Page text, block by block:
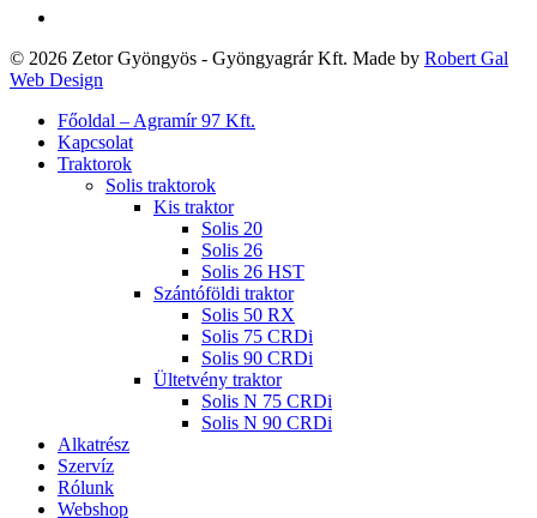
© 2026 Zetor Gyöngyös - Gyöngyagrár Kft. Made by Robert Gal
Web Design
Close
Menu
Főoldal – Agramír 97 Kft.
Kapcsolat
Traktorok
Solis traktorok
Kis traktor
Solis 20
Solis 26
Solis 26 HST
Szántóföldi traktor
Solis 50 RX
Solis 75 CRDi
Solis 90 CRDi
Ültetvény traktor
Solis N 75 CRDi
Solis N 90 CRDi
Alkatrész
Szervíz
Rólunk
Webshop